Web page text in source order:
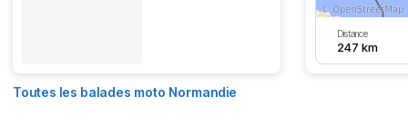
Distance
247 km
Toutes les balades moto Normandie